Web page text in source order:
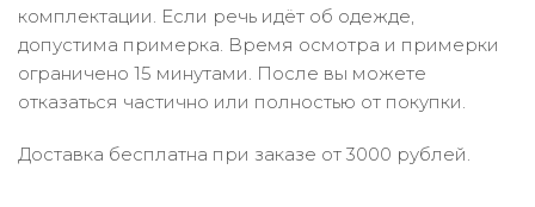
комплектации. Если речь идёт об одежде,
допустима примерка. Время осмотра и примерки
ограничено 15 минутами. После вы можете
отказаться частично или полностью от покупки.
Доставка бесплатна при заказе от 3000 рублей.